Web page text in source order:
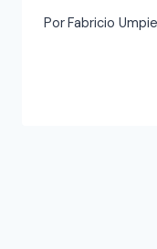
Por Fabricio